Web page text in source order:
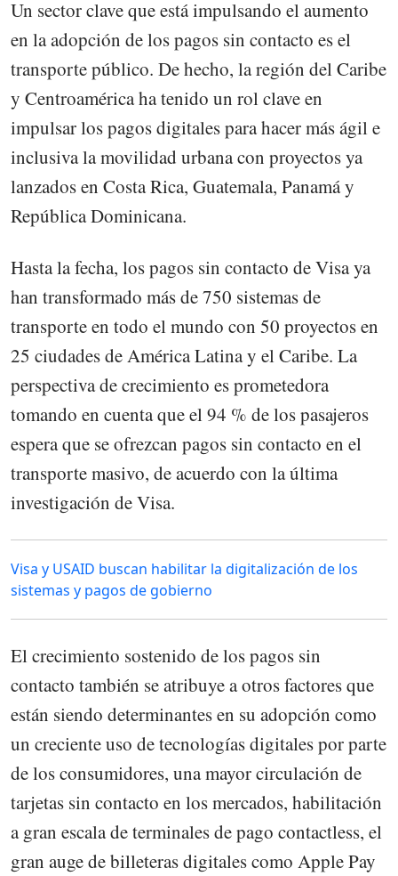
Un sector clave que está impulsando el aumento
en la adopción de los pagos sin contacto es el
transporte público. De hecho, la región del Caribe
y Centroamérica ha tenido un rol clave en
impulsar los pagos digitales para hacer más ágil e
inclusiva la movilidad urbana con proyectos ya
lanzados en Costa Rica, Guatemala, Panamá y
República Dominicana.
Hasta la fecha, los pagos sin contacto de Visa ya
han transformado más de 750 sistemas de
transporte en todo el mundo con 50 proyectos en
25 ciudades de América Latina y el Caribe. La
perspectiva de crecimiento es prometedora
tomando en cuenta que el 94 % de los pasajeros
espera que se ofrezcan pagos sin contacto en el
transporte masivo, de acuerdo con la última
investigación de Visa.
Visa y USAID buscan habilitar la digitalización de los
sistemas y pagos de gobierno
El crecimiento sostenido de los pagos sin
contacto también se atribuye a otros factores que
están siendo determinantes en su adopción como
un creciente uso de tecnologías digitales por parte
de los consumidores, una mayor circulación de
tarjetas sin contacto en los mercados, habilitación
a gran escala de terminales de pago contactless, el
gran auge de billeteras digitales como Apple Pay